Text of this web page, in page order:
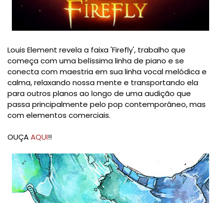
Louis Element revela a faixa 'Firefly', trabalho que
começa com uma belíssima linha de piano e se
conecta com maestria em sua linha vocal melódica e
calma, relaxando nossa mente e transportando ela
para outros planos ao longo de uma audição que
passa principalmente pelo pop contemporâneo, mas
com elementos comerciais.
OUÇAAQUI!!